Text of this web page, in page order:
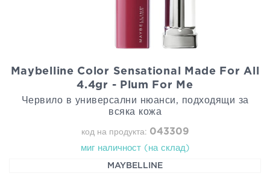
Maybelline Color Sensational Made For All
4.4gr - Plum For Me
Червило в универсални нюанси, подходящи за
всяка кожа
код на продукта: 043309
миг наличност (на склад)
MAYBELLINE